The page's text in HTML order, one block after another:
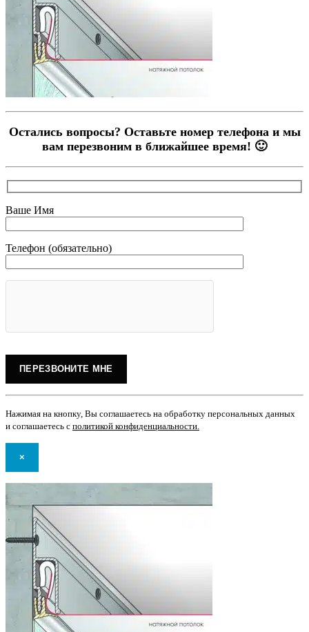
Остались вопросы? Оставьте номер телефона и мы
вам перезвоним в ближайшее время! 🙂
Ваше Имя
Телефон (обязательно)
Нажимая на кнопку, Вы соглашаетесь на обработку персональных данных
и соглашаетесь с политикой конфиденциальности.
×